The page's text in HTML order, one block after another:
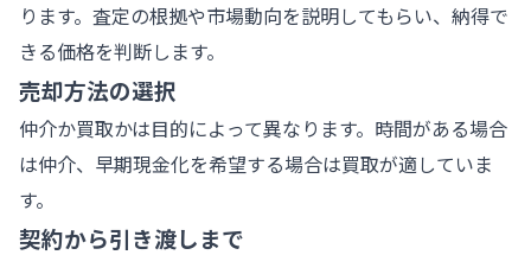
ります。査定の根拠や市場動向を説明してもらい、納得で
きる価格を判断します。
売却方法の選択
仲介か買取かは目的によって異なります。時間がある場合
は仲介、早期現金化を希望する場合は買取が適していま
す。
契約から引き渡しまで